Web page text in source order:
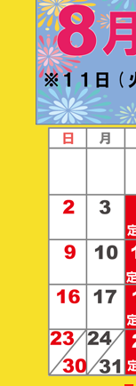
≪伊勢丹府中店＝大
≪伊勢丹府中店＝大九州
【期間】 平成２５年２
【時間】 午前１０時～
【場所】 伊勢丹府中店＝
東京都府中市宮町１－４
イートインコーナーにて
催事限定の人気メニュー
【イートイン営業時間】
<最終日４時終了/ラスト
お持ち帰りラーメンの販
近隣にお住まいのお客様
皆様のご来場、心よりお